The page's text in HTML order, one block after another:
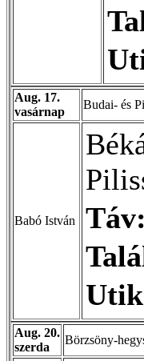
Aug. 17.
vasárnap
Budai- és
Babó István
Táv:
Aug. 20.
szerda
Börzsöny-